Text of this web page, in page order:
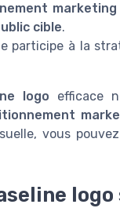
marketing
cible.
participe à la
logo efficace
vous